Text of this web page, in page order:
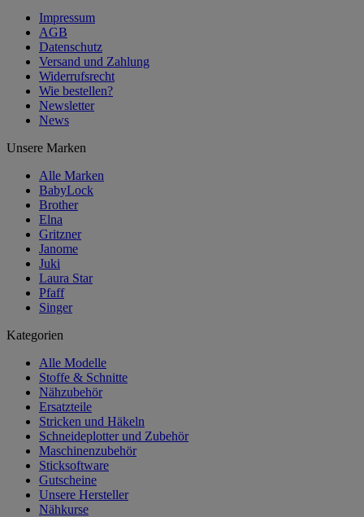
Impressum
AGB
Datenschutz
Versand und Zahlung
Widerrufsrecht
Wie bestellen?
Newsletter
News
Unsere Marken
Alle Marken
BabyLock
Brother
Elna
Gritzner
Janome
Juki
Laura Star
Pfaff
Singer
Kategorien
Alle Modelle
Stoffe & Schnitte
Nähzubehör
Ersatzteile
Stricken und Häkeln
Schneideplotter und Zubehör
Maschinenzubehör
Sticksoftware
Gutscheine
Unsere Hersteller
Nähkurse